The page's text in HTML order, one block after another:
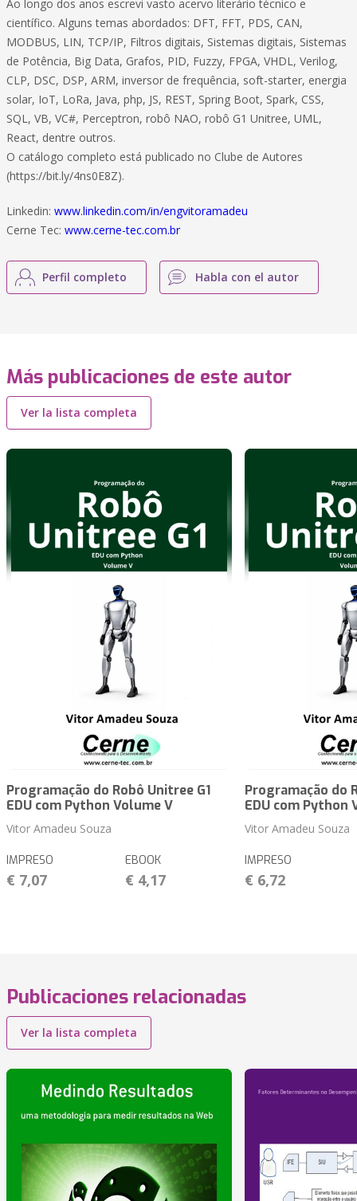
Ao longo dos anos escrevi vasto acervo literário técnico e
científico. Alguns temas abordados: DFT, FFT, PDS, CAN,
MODBUS, LIN, TCP/IP, Filtros digitais, Sistemas digitais, Sistemas
de Potência, Big Data, Grafos, PID, Fuzzy, FPGA, VHDL, Verilog,
CLP, DSC, DSP, ARM, inversor de frequência, soft-starter, energia
solar, IoT, LoRa, Java, php, JS, REST, Spring Boot, Spark, CSS,
SQL, VB, VC#, Perceptron, robô NAO, robô G1 Unitree, UML,
React, dentre outros.
O catálogo completo está publicado no Clube de Autores
(https://bit.ly/4ns0E8Z).
Linkedin: www.linkedin.com/in/engvitoramadeu
Cerne Tec: www.cerne-tec.com.br
Perfil completo Habla con el autor
Más publicaciones de este autor
Ver la lista completa
Programação do Robô Unitree G1
EDU com Python Volume V
Vitor Amadeu Souza
IMPRESO
€ 7,07
EBOOK
€ 4,17
Programação do
EDU com Python
Vitor Amadeu Souza
IMPRESO
€ 6,72
Publicaciones relacionadas
Ver la lista completa